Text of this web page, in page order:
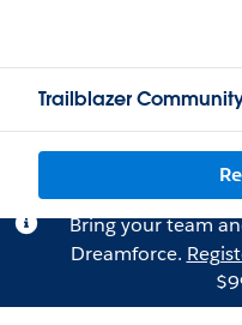
Trailblazer
Bring your team
Dreamforce.